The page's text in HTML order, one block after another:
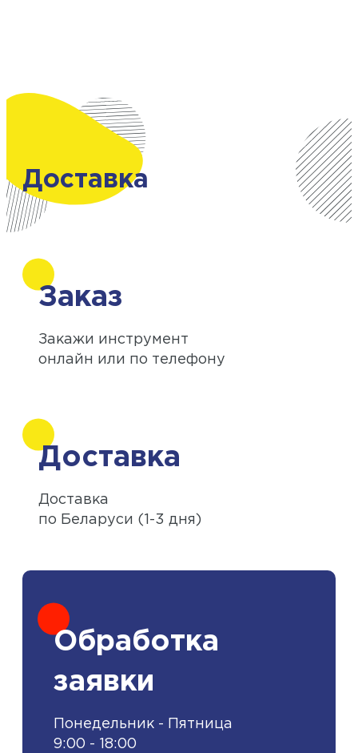
Доставка
Заказ
Закажи инструмент
онлайн или по телефону
Доставка
Доставка
по Беларуси (1-3 дня)
Обработка
заявки
Понедельник - Пятница
9:00 - 18:00